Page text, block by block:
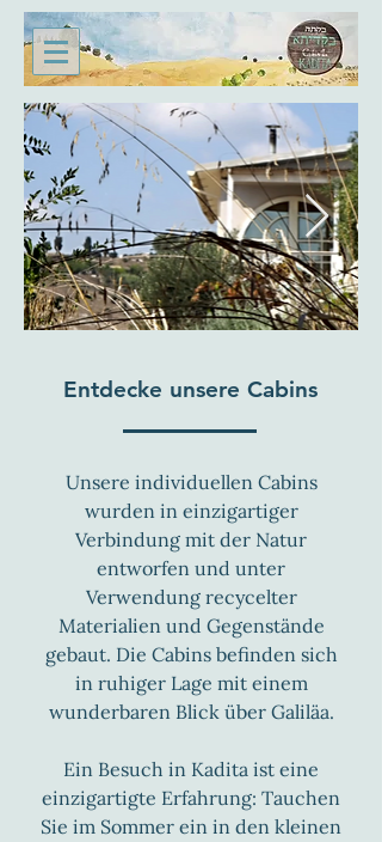
Unsere individuellen Cabins
wurden in einzigartiger
Verbindung mit der Natur
entworfen und unter
Verwendung recycelter
Materialien und Gegenstände
gebaut. Die Cabins befinden sich
in ruhiger Lage mit einem
wunderbaren Blick über Galiläa.
Ein Besuch in Kadita ist eine
einzigartigte Erfahrung: Tauchen
Sie im Sommer ein in den kleinen
Entdecke unsere Cabins